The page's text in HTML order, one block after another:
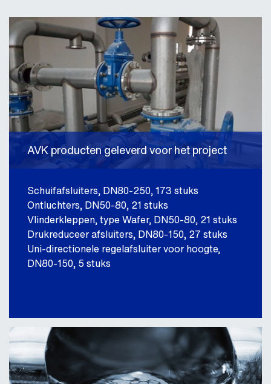
AVK producten geleverd voor het project
Schuifafsluiters, DN80-250, 173 stuks
Ontluchters, DN50-80, 21 stuks
Vlinderkleppen, type Wafer, DN50-80, 21 stuks
Drukreduceer afsluiters, DN80-150, 27 stuks
Uni-directionele regelafsluiter voor hoogte,
DN80-150, 5 stuks